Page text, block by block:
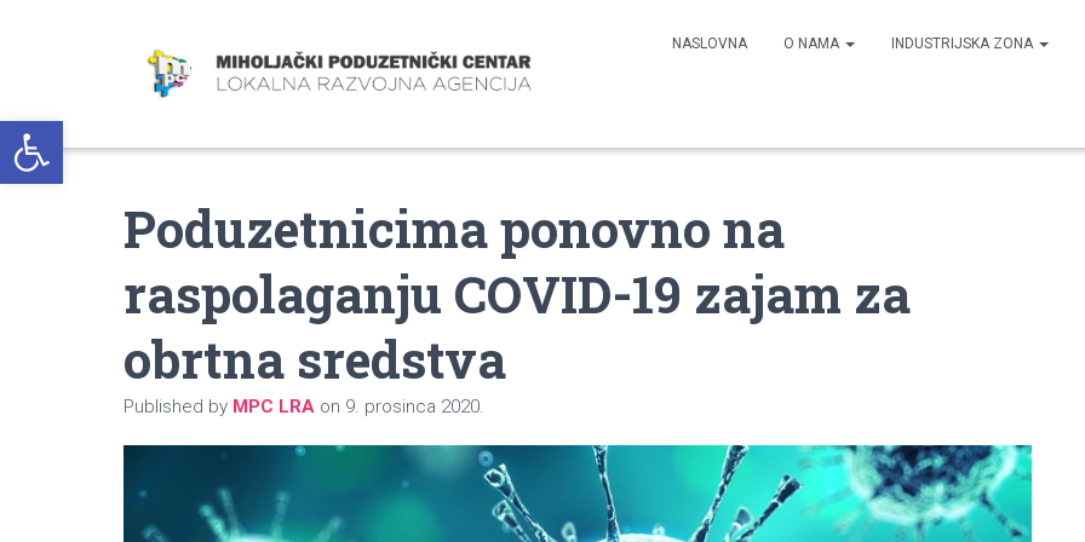
Open toolbar
NASLOVNA O NAMA INDUSTRIJSKA ZONA
Poduzetnicima ponovno na
raspolaganju COVID-19 zajam za
obrtna sredstva
Published by MPC LRA on 9. prosinca 2020.